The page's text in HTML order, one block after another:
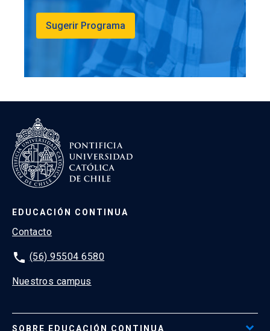
Sugerir Programa
EDUCACIÓN CONTINUA
Contacto
phone (56) 95504 6580
Nuestros campus
SOBRE EDUCACIÓN CONTINUA